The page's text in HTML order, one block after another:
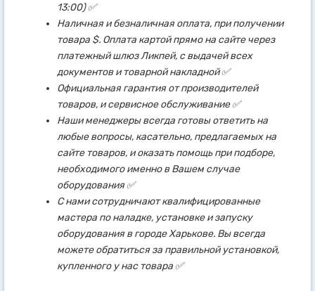
13:00) ✅
Наличная и безналичная оплата, при получении
товара $. Оплата картой прямо на сайте через
платежный шлюз Ликпей, с выдачей всех
документов и товарной накладной ✅
Официальная гарантия от производителей
товаров, и сервисное обслуживание ✅
Наши менеджеры всегда готовы ответить на
любые вопросы, касательно, предлагаемых на
сайте товаров, и оказать помощь при подборе,
необходимого именно в Вашем случае
оборудования ✅
С нами сотрудничают квалифицированные
мастера по наладке, установке и запуску
оборудования в городе Харькове. Вы всегда
можете обратиться за правильной установкой,
купленного у нас товара ✅